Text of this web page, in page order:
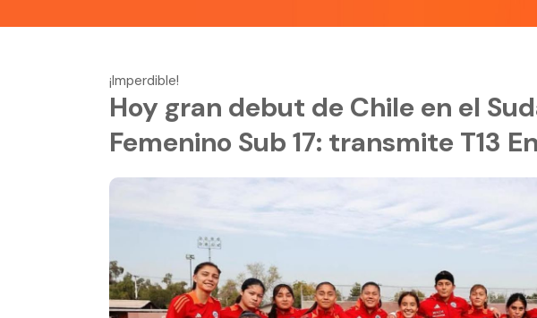
¡Imperdible!
Hoy gran debut de Chile en el
Femenino Sub 17: transmite T13